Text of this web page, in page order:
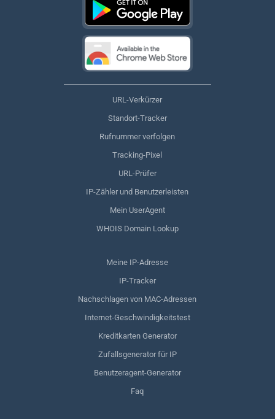
URL-Verkürzer
Standort-Tracker
Rufnummer verfolgen
Tracking-Pixel
URL-Prüfer
IP-Zähler und Benutzerleisten
Mein UserAgent
WHOIS Domain Lookup
Meine IP-Adresse
IP-Tracker
Nachschlagen von MAC-Adressen
Internet-Geschwindigkeitstest
Kreditkarten Generator
Zufallsgenerator für IP
Benutzeragent-Generator
Faq